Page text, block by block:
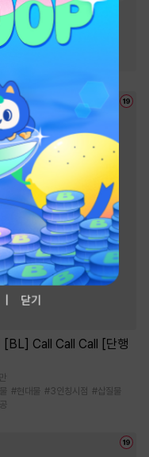
라우마 #현대물
까칠남
친구>연인
사/시대물
[BL] Call Call Call [단행
#현대물 #3인칭시점 #삽질물
닫기